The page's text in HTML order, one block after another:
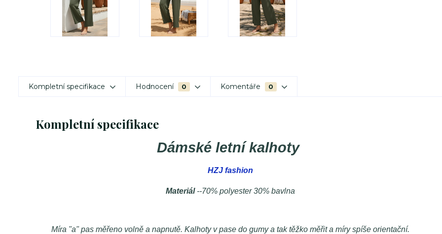
Kompletní specifikace Hodnocení 0 Komentáře 0
Kompletní specifikace
Dámské letní kalhoty
HZJ fashion
Materiál--70% polyester 30% bavlna
Míra "a" pas měřeno volně a napnutě. Kalhoty v pase do gumy a tak těžko měřit a míry spíše orientační.